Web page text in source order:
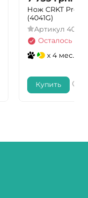
Нож CRKT
(4041G)
Артикул 4041G
Осталось
x 4 мес.
Купить